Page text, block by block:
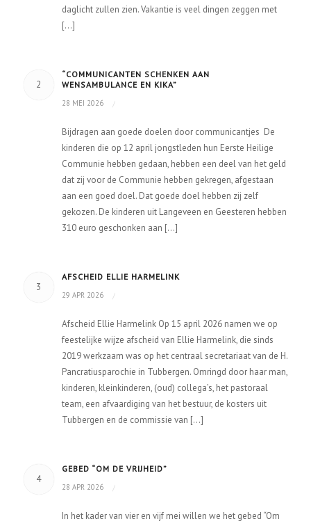
daglicht zullen zien. Vakantie is veel dingen zeggen met
[…]
2
“COMMUNICANTEN SCHENKEN AAN
WENSAMBULANCE EN KIKA”
28 MEI 2026 /
Bijdragen aan goede doelen door communicantjes De
kinderen die op 12 april jongstleden hun Eerste Heilige
Communie hebben gedaan, hebben een deel van het geld
dat zij voor de Communie hebben gekregen, afgestaan
aan een goed doel. Dat goede doel hebben zij zelf
gekozen. De kinderen uit Langeveen en Geesteren hebben
310 euro geschonken aan […]
3
AFSCHEID ELLIE HARMELINK
29 APR 2026 /
Afscheid Ellie Harmelink Op 15 april 2026 namen we op
feestelijke wijze afscheid van Ellie Harmelink, die sinds
2019 werkzaam was op het centraal secretariaat van de H.
Pancratiusparochie in Tubbergen. Omringd door haar man,
kinderen, kleinkinderen, (oud) collega’s, het pastoraal
team, een afvaardiging van het bestuur, de kosters uit
Tubbergen en de commissie van […]
4
GEBED “OM DE VRIJHEID”
28 APR 2026 /
In het kader van vier en vijf mei willen we het gebed “Om